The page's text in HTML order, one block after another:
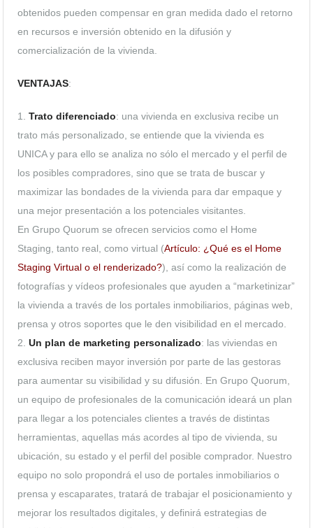
obtenidos pueden compensar en gran medida dado el retorno
en recursos e inversión obtenido en la difusión y
comercialización de la vivienda.
VENTAJAS:
1. Trato diferenciado: una vivienda en exclusiva recibe un
trato más personalizado, se entiende que la vivienda es
UNICA y para ello se analiza no sólo el mercado y el perfil de
los posibles compradores, sino que se trata de buscar y
maximizar las bondades de la vivienda para dar empaque y
una mejor presentación a los potenciales visitantes.
En Grupo Quorum se ofrecen servicios como el Home
Staging, tanto real, como virtual (Artículo: ¿Qué es el Home
Staging Virtual o el renderizado?), así como la realización de
fotografías y vídeos profesionales que ayuden a “marketinizar”
la vivienda a través de los portales inmobiliarios, páginas web,
prensa y otros soportes que le den visibilidad en el mercado.
2. Un plan de marketing personalizado: las viviendas en
exclusiva reciben mayor inversión por parte de las gestoras
para aumentar su visibilidad y su difusión. En Grupo Quorum,
un equipo de profesionales de la comunicación ideará un plan
para llegar a los potenciales clientes a través de distintas
herramientas, aquellas más acordes al tipo de vivienda, su
ubicación, su estado y el perfil del posible comprador. Nuestro
equipo no solo propondrá el uso de portales inmobiliarios o
prensa y escaparates, tratará de trabajar el posicionamiento y
mejorar los resultados digitales, y definirá estrategias de